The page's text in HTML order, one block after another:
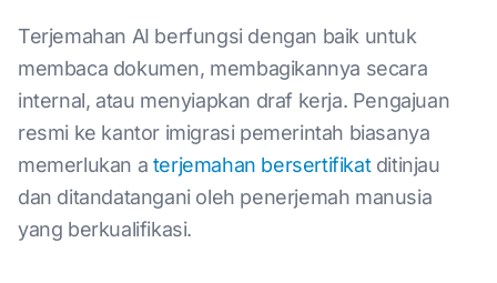
Terjemahan AI berfungsi dengan baik untuk
membaca dokumen, membagikannya secara
internal, atau menyiapkan draf kerja. Pengajuan
resmi ke kantor imigrasi pemerintah biasanya
memerlukan a terjemahan bersertifikatditinjau
dan ditandatangani oleh penerjemah manusia
yang berkualifikasi.